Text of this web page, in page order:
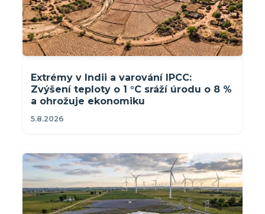
Extrémy v Indii a varování IPCC:
Zvýšení teploty o 1 °C sráží úrodu o 8 %
a ohrožuje ekonomiku
5.8.2026